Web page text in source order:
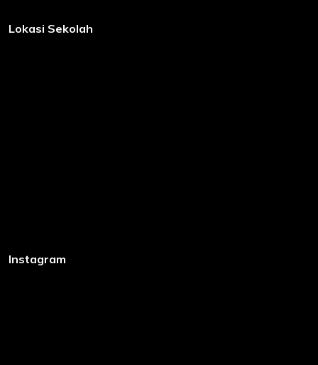
Lokasi Sekolah
Instagram